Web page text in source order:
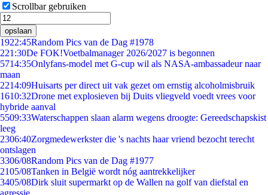
Scrollbar gebruiken
opslaan
1922:45Random Pics van de Dag #1978
221:30De FOK!Voetbalmanager 2026/2027 is begonnen
5714:35Onlyfans-model met G-cup wil als NASA-ambassadeur naar
maan
2214:09Huisarts per direct uit vak gezet om ernstig alcoholmisbruik
1610:32Drone met explosieven bij Duits vliegveld voedt vrees voor
hybride aanval
5509:33Waterschappen slaan alarm wegens droogte: Gereedschapskist
leeg
2306:40Zorgmedewerkster die 's nachts haar vriend bezocht terecht
ontslagen
3306/08Random Pics van de Dag #1977
2105/08Tanken in België wordt nóg aantrekkelijker
3405/08Dirk sluit supermarkt op de Wallen na golf van diefstal en
agressie